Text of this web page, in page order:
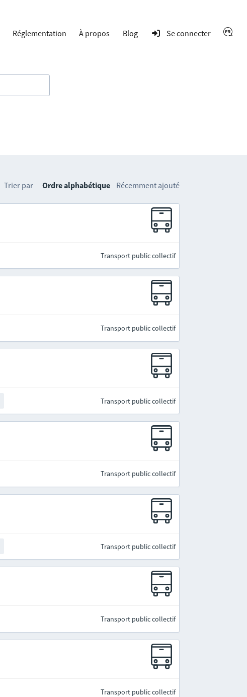
Réglementation À propos Blog Se connecter
Trier par Ordre alphabétique Récemment ajouté
Transport public collectif
Transport public collectif
Transport public collectif
Transport public collectif
Transport public collectif
Transport public collectif
Transport public collectif